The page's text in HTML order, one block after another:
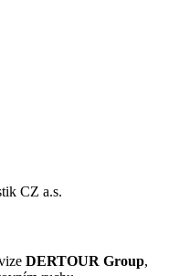
CZ a.s.
DERTOUR Group,